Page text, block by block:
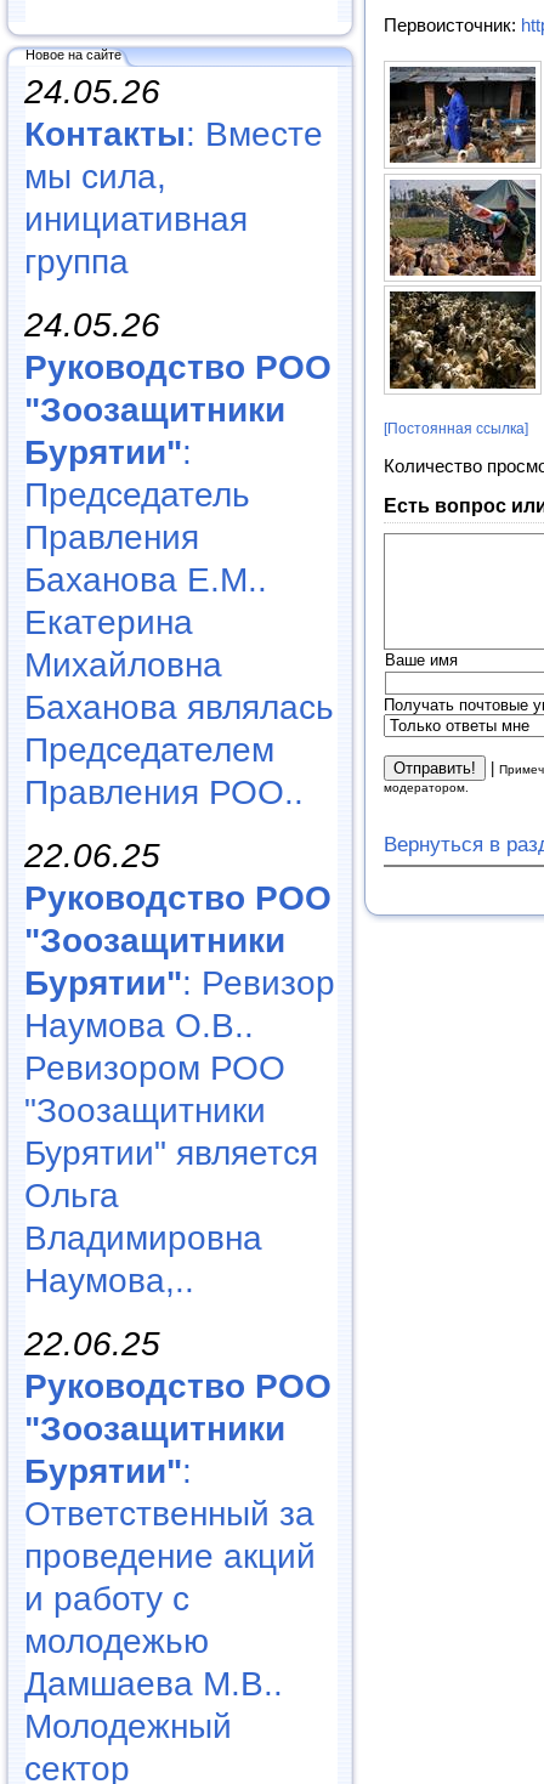
Новое на сайте
24.05.26
Контакты: Вместе
мы сила,
инициативная
группа
24.05.26
Руководство РОО
"Зоозащитники
Бурятии":
Председатель
Правления
Баханова Е.М..
Екатерина
Михайловна
Баханова являлась
Председателем
Правления РОО..
22.06.25
Руководство РОО
"Зоозащитники
Бурятии": Ревизор
Наумова О.В..
Ревизором РОО
"Зоозащитники
Бурятии" является
Ольга
Владимировна
Наумова,..
22.06.25
Руководство РОО
"Зоозащитники
Бурятии":
Ответственный за
проведение акций
и работу с
молодежью
Дамшаева М.В..
Молодежный
сектор
Первоисточник:
[Постоянная ссылка]
Количество
Есть вопрос
Ваше имя
Получать почтовые
|
модератором.
Вернуться в